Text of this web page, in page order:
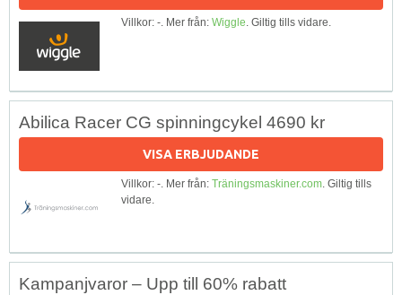
Villkor: -. Mer från: Wiggle. Giltig tills vidare.
Abilica Racer CG spinningcykel 4690 kr
VISA ERBJUDANDE
Villkor: -. Mer från: Träningsmaskiner.com. Giltig tills
vidare.
Kampanjvaror – Upp till 60% rabatt